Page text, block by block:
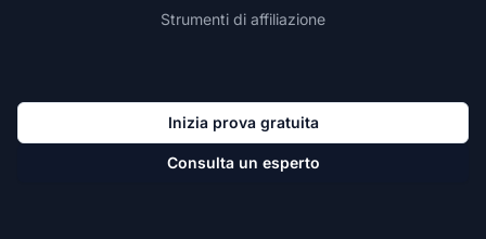
Strumenti di affiliazione
Inizia prova gratuita
Consulta un esperto